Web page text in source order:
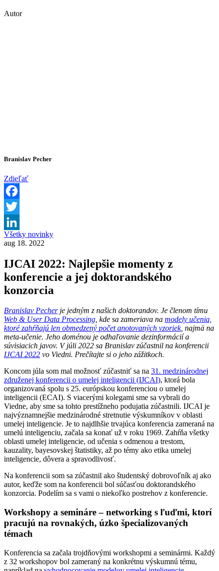
Autor
Branislav Pecher
Zdieľať
Facebook
Twitter
LinkedIn
Všetky novinky
aug 18. 2022
IJCAI 2022: Najlepšie momenty z
konferencie a jej doktorandského
konzorcia
Branislav Pecherje jedným z našich doktorandov. Je členom tímu
Web & User Data Processing, kde sa zameriava na modely učenia,
ktoré zahŕňajú len obmedzený počet anotovaných vzoriek, najmä na
meta-učenie. Jeho doménou je odhaľovanie dezinformácií a
súvisiacich javov. V júli 2022 sa Branislav zúčastnil na konferencii
IJCAI 2022 vo Viedni. Prečítajte si o jeho zážitkoch.
Koncom júla som mal možnosť zúčastniť sa na 31. medzinárodnej
združenej konferencii o umelej inteligencii (IJCAI), ktorá bola
organizovaná spolu s 25. európskou konferenciou o umelej
inteligencii (ECAI). S viacerými kolegami sme sa vybrali do
Viedne, aby sme sa tohto prestížneho podujatia zúčastnili. IJCAI je
najvýznamnejšie medzinárodné stretnutie výskumníkov v oblasti
umelej inteligencie. Je to najdlhšie trvajúca konferencia zameraná na
umelú inteligenciu, začala sa konať už v roku 1969. Zahŕňa všetky
oblasti umelej inteligencie, od učenia s odmenou a trestom,
kauzality, bayesovskej štatistiky, až po témy ako etika umelej
inteligencie, dôvera a spravodlivosť.
Na konferencii som sa zúčastnil ako študentský dobrovoľník aj ako
autor, keďže som na konferencii bol súčasťou doktorandského
konzorcia. Podelím sa s vami o niekoľko postrehov z konferencie.
Workshopy a semináre – networking s ľuďmi, ktorí
pracujú na rovnakých, úzko špecializovaných
témach
Konferencia sa začala trojdňovými workshopmi a seminármi. Každý
z 32 workshopov bol zameraný na konkrétnu výskumnú tému,